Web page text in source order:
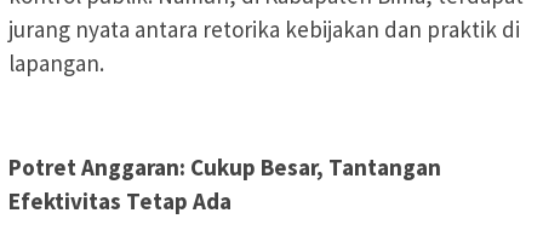
jurang nyata antara retorika kebijakan dan praktik di
lapangan.
Potret Anggaran: Cukup Besar, Tantangan
Efektivitas Tetap Ada